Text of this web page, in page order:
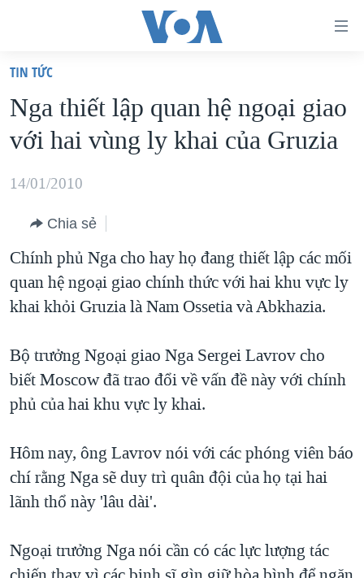
truy
cập
Tới
dung
chính
điều
hướng
chính
tới
"Tìm"
VIỆT NAM
HOA KỲ
BIỂN ĐÔNG
BLOG
DIỄN ĐÀN
MỤC
VẠCH TRẦN TIN GIẢ
NGƯỜI VIỆT HẢI NGOẠI
ĐỜI SỐNG
KHOA HỌC
SỨC KHOẺ
THỂ THAO
CHIẾN TRANH THƯƠNG MẠI CỦA MỸ: QUÁ KHỨ VÀ HIỆN
HÀNH TRÌNH BẦU CỬ 2024
GIẢI MÃ VÀNH ĐAI & CON ĐƯỜNG
NGÀY TỊ NẠN THẾ GIỚI
TRỊNH VĨNH BÌNH - NGƯỜI HẠ 'BÊN THẮNG CUỘC'
GROUND ZERO – XƯA VÀ NAY
CHI PHÍ CHIẾN TRANH AFGHANISTAN
HỌC TIẾNG ANH
VIDEO
NGHE
MẠNG XÃ HỘI
TIN TỨC
Nga thiết lập quan hệ ngoại giao
với hai vùng ly khai của Gruzia
14/01/2010
Chia sẻ
Chính phủ Nga cho hay họ đang thiết lập các mối
quan hệ ngoại giao chính thức với hai khu vực ly
khai khỏi Gruzia là Nam Ossetia và Abkhazia.
Bộ trưởng Ngoại giao Nga Sergei Lavrov cho
biết Moscow đã trao đổi về vấn đề này với chính
phủ của hai khu vực ly khai.
Hôm nay, ông Lavrov nói với các phóng viên báo
chí rằng Nga sẽ duy trì quân đội của họ tại hai
lãnh thổ này 'lâu dài'.
Ngoại trưởng Nga nói cần có các lực lượng tác